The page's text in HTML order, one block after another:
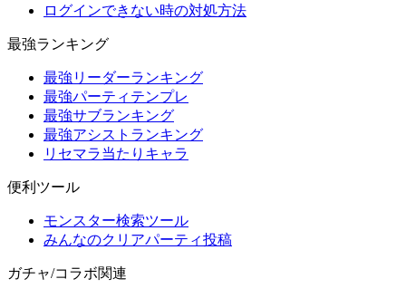
ログインできない時の対処方法
最強ランキング
最強リーダーランキング
最強パーティテンプレ
最強サブランキング
最強アシストランキング
リセマラ当たりキャラ
便利ツール
モンスター検索ツール
みんなのクリアパーティ投稿
ガチャ/コラボ関連